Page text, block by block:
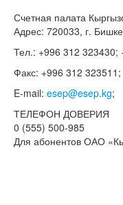
Счетная палата
Адрес: 720033, г.
Тел.: +996 312 323430;
Факс: +996 312 323511;
E-mail: esep@esep.kg;
ТЕЛЕФОН ДОВЕРИЯ
0 (555) 500-985
Для абонентов ОАО